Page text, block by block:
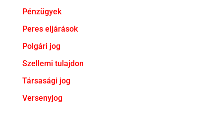
Pénzügyek
Peres eljárások
Polgári jog
Szellemi tulajdon
Társasági jog
Versenyjog